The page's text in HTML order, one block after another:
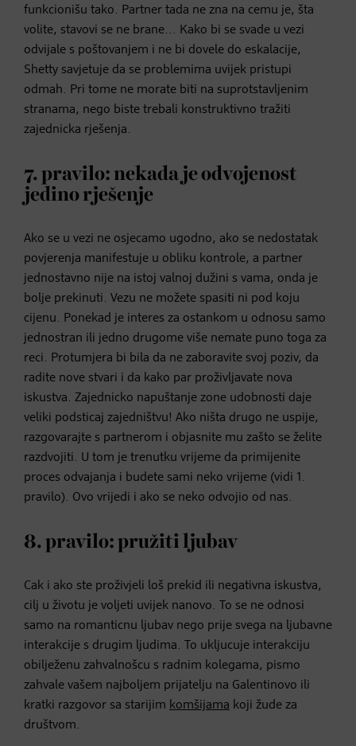
funkcionišu tako. Partner tada ne zna na cemu je, šta
volite, stavovi se ne brane... Kako bi se svade u vezi
odvijale s poštovanjem i ne bi dovele do eskalacije,
Shetty savjetuje da se problemima uvijek pristupi
odmah. Pri tome ne morate biti na suprotstavljenim
stranama, nego biste trebali konstruktivno tražiti
zajednicka rješenja.
7. pravilo: nekada je odvojenost
jedino rješenje
Ako se u vezi ne osjecamo ugodno, ako se nedostatak
povjerenja manifestuje u obliku kontrole, a partner
jednostavno nije na istoj valnoj dužini s vama, onda je
bolje prekinuti. Vezu ne možete spasiti ni pod koju
cijenu. Ponekad je interes za ostankom u odnosu samo
jednostran ili jedno drugome više nemate puno toga za
reci. Protumjera bi bila da ne zaboravite svoj poziv, da
radite nove stvari i da kako par proživljavate nova
iskustva. Zajednicko napuštanje zone udobnosti daje
veliki podsticaj zajedništvu! Ako ništa drugo ne uspije,
razgovarajte s partnerom i objasnite mu zašto se želite
razdvojiti. U tom je trenutku vrijeme da primijenite
proces odvajanja i budete sami neko vrijeme (vidi 1.
pravilo). Ovo vrijedi i ako se neko odvojio od nas.
8. pravilo: pružiti ljubav
Cak i ako ste proživjeli loš prekid ili negativna iskustva,
cilj u životu je voljeti uvijek nanovo. To se ne odnosi
samo na romanticnu ljubav nego prije svega na ljubavne
interakcije s drugim ljudima. To ukljucuje interakciju
obilježenu zahvalnošcu s radnim kolegama, pismo
zahvale vašem najboljem prijatelju na Galentinovo ili
kratki razgovor sa starijim komšijama koji žude za
društvom.